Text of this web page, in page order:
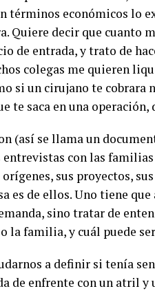
términos económicos lo
Quiere decir que cuanto
de entrada, y trato de
colegas me quieren
si un cirujano te cobrara
te saca en una operación,
(así se llama un
entrevistas con las
sus proyectos,
es de ellos. Uno tiene
sino tratar de
la familia, y cuál puede
a definir si tenía
de enfrente con un atril